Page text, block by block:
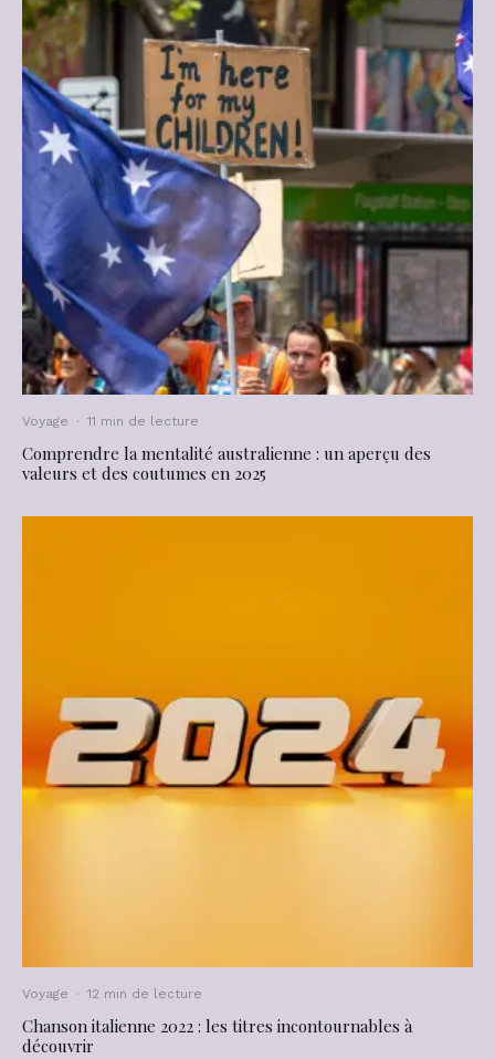
Voyage · 11 min de lecture
Comprendre la mentalité australienne : un aperçu des
valeurs et des coutumes en 2025
Voyage · 12 min de lecture
Chanson italienne 2022 : les titres incontournables à
découvrir